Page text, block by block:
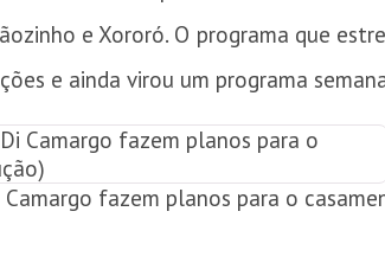
e Xororó. O programa que
e ainda virou um programa
Camargo fazem planos para o